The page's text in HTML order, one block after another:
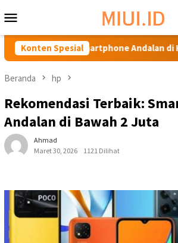
ke
kontenMobile
Konten Spesial
Smartphone Andalan di Hp Oppo 5
Beranda hp
Rekomendasi Terbaik:
Andalan di Bawah 2 Juta
Ahmad
Maret 30, 2026
1121 Dilihat